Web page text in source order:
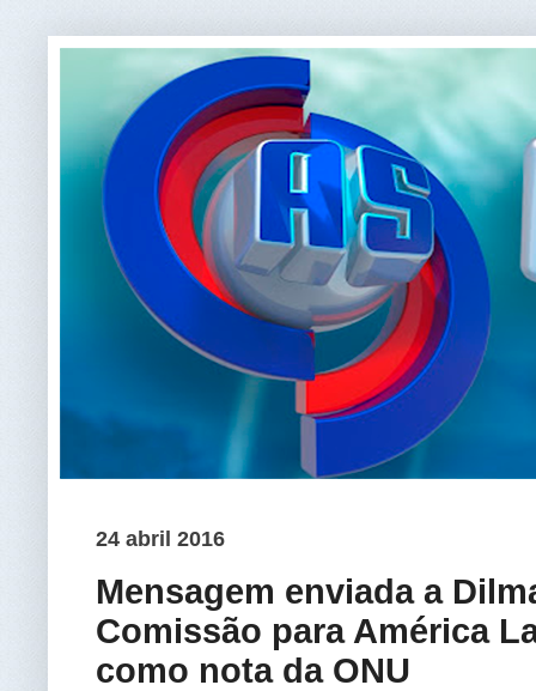
24 abril 2016
Mensagem enviada a
Comissão para América
como nota da ONU